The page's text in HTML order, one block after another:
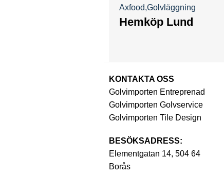
Axfood Golvläggning
Hemköp Lund
KONTAKTA OSS
Golvimporten Entreprenad
Golvimporten Golvservice
Golvimporten Tile Design
BESÖKSADRESS:
Elementgatan 14, 504 64
Borås